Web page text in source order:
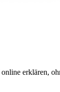
erklären,